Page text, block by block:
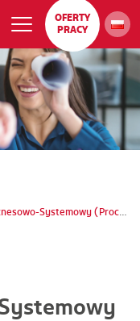
OFERTY
PRACY
Systemowy (Procurement) (M/K)